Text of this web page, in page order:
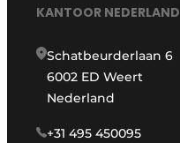
KANTOOR NEDERLAND
Schatbeurderlaan 6
6002 ED Weert
Nederland
+31 495 450095